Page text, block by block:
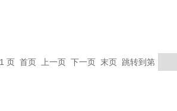
1 页 首页 上一页 下一页 末页 跳转到第